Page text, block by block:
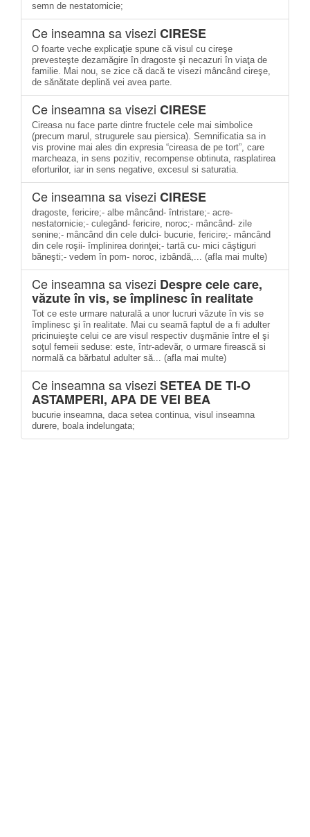
semn de nestatornicie;
Ce inseamna sa visezi CIRESE
O foarte veche explicaţie spune că visul cu cireşe
prevesteşte dezamăgire în dragoste şi necazuri în viaţa de
familie. Mai nou, se zice că dacă te visezi mâncând cireşe,
de sănătate deplină vei avea parte.
Ce inseamna sa visezi CIRESE
Cireasa nu face parte dintre fructele cele mai simbolice
(precum marul, strugurele sau piersica). Semnificatia sa in
vis provine mai ales din expresia “cireasa de pe tort”, care
marcheaza, in sens pozitiv, recompense obtinuta, rasplatirea
eforturilor, iar in sens negative, excesul si saturatia.
Ce inseamna sa visezi CIRESE
dragoste, fericire;- albe mâncând- întristare;- acre-
nestatornicie;- culegând- fericire, noroc;- mâncând- zile
senine;- mâncând din cele dulci- bucurie, fericire;- mâncând
din cele roşii- împlinirea dorinţei;- tartă cu- mici câştiguri
băneşti;- vedem în pom- noroc, izbândă,... (afla mai multe)
Ce inseamna sa visezi Despre cele care,
văzute în vis, se împlinesc în realitate
Tot ce este urmare naturală a unor lucruri văzute în vis se
împlinesc şi în realitate. Mai cu seamă faptul de a fi adulter
pricinuieşte celui ce are visul respectiv duşmănie între el şi
soţul femeii seduse: este, într-adevăr, o urmare firească si
normală ca bărbatul adulter să... (afla mai multe)
Ce inseamna sa visezi SETEA DE TI-O
ASTAMPERI, APA DE VEI BEA
bucurie inseamna, daca setea continua, visul inseamna
durere, boala indelungata;